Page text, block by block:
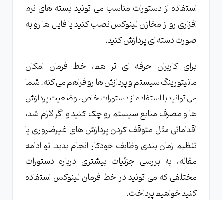
استفاده از دستورات مناسب می تونید بسته های نرم
افزاری رو از مخازن لینوکس نصب کنید یا فایل ها رو به
صورت دسته ای پردازش کنید.
برای کاربران حرفه ای تر هم، خط فرمان امکان
مانیتورینگ سیستم و پردازش ها رو فراهم می کنه. شما
می توانید با استفاده از دستورات خاص، وضعیت پردازش
ها و مصرف منابع سیستم رو چک کنید و اگر لازم شد،
اقداماتی مثل متوقف کردن پردازش های غیرضروری یا
تنظیم زمان بندی وظایف خودکار انجام بدید. تو ادامه
مقاله، به بررسی جزئیات بیشتری درباره دستورات
مختلفی که می تونید در خط فرمان لینوکس استفاده
کنید خواهیم پرداخت.